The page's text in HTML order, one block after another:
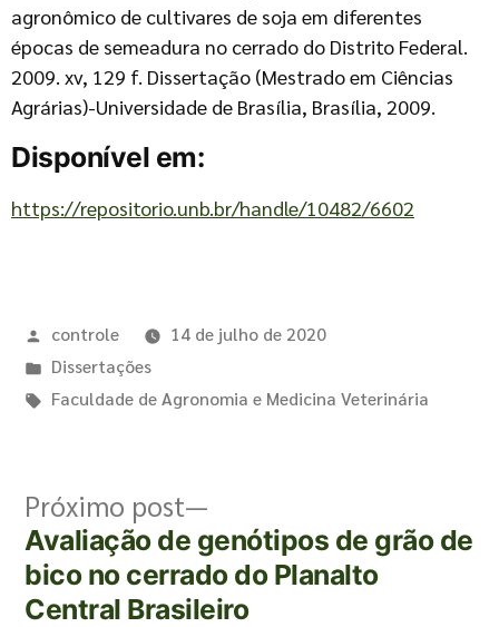
agronômico de cultivares de soja em diferentes
épocas de semeadura no cerrado do Distrito Federal.
2009. xv, 129 f. Dissertação (Mestrado em Ciências
Agrárias)-Universidade de Brasília, Brasília, 2009.
Disponível em:
https://repositorio.unb.br/handle/10482/6602
controle
14 de julho de 2020
Dissertações
Faculdade de Agronomia e Medicina Veterinária
Próximo post
Avaliação de genótipos de grão de
bico no cerrado do Planalto
Central Brasileiro